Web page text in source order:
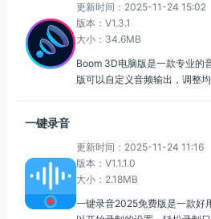
更新时间：2025-11-24 15:02
版本：V1.3.1
大小：34.6MB
Boom 3D电脑版是一款专业的
版可以自定义音频输出，调整
一键录音
更新时间：2025-11-24 11:16
版本：V1.1.1.0
大小：2.18MB
一键录音2025免费版是一款好